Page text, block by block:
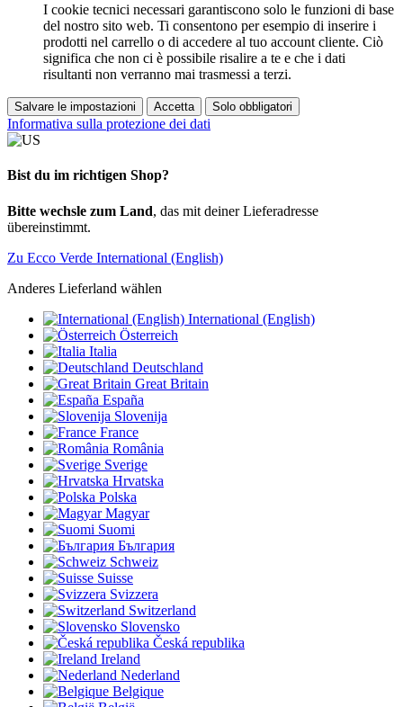
I cookie tecnici necessari garantiscono solo le funzioni di base
del nostro sito web. Ti consentono per esempio di inserire i
prodotti nel carrello o di accedere al tuo account cliente. Ciò
significa che non ci è possibile risalire a te e che i dati
risultanti non verranno mai trasmessi a terzi.
Salvare le impostazioni Accetta Solo obbligatori
Informativa sulla protezione dei dati
Bist du im richtigen Shop?
Bitte wechsle zum Land, das mit deiner Lieferadresse
übereinstimmt.
Zu Ecco Verde International (English)
Anderes Lieferland wählen
International (English)
Österreich
Italia
Deutschland
Great Britain
España
Slovenija
France
România
Sverige
Hrvatska
Polska
Magyar
Suomi
България
Schweiz
Suisse
Svizzera
Switzerland
Slovensko
Česká republika
Ireland
Nederland
Belgique